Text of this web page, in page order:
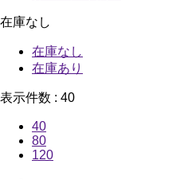
在庫なし
在庫なし
在庫あり
表示件数 : 40
40
80
120